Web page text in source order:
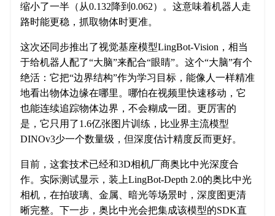
缩小了一半（从0.132降到0.062）。这意味着机器人走
路时能更稳，抓取物体时更准。
这次还同步推出了视觉基座模型LingBot-Vision，相当
于给机器人配了“大脑”来配合“眼睛”。这个“大脑”有个
绝活：它把“边界结构”作为学习目标，能像人一样精准
地看出物体边缘在哪里。哪怕在视频里快速移动，它
也能连续追踪物体边界，不会糊成一团。更厉害的
是，它只用了1.6亿张图片训练，比业界主流模型
DINOv3少一个数量级，但深度估计精度反而更好。
目前，这套技术已经和3D相机厂商奥比中光深度合
作。实际测试显示，装上LingBot-Depth 2.0的奥比中光
相机，在拍玻璃、金属、暗光等场景时，深度图更清
晰完整。下一步，奥比中光会把集成该模型的SDK直